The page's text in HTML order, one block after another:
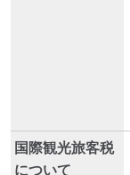
国際観光旅客税
について